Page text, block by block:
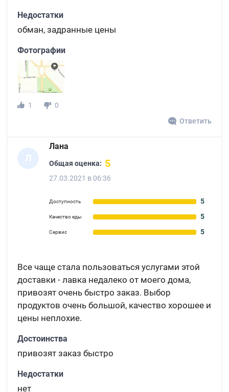
Недостатки
обман, задранные цены
Фотографии
1
0
Ответить
Л
Лана
Общая оценка: 5
27.03.2021 в 06:36
Доступность 5
Качество еды 5
Сервис 5
Все чаще стала пользоваться услугами этой
доставки - лавка недалеко от моего дома,
привозят очень быстро заказ. Выбор
продуктов очень большой, качество хорошее и
цены неплохие.
Достоинства
привозят заказ быстро
Недостатки
нет